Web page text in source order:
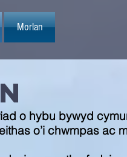
Morlan
o hybu bywyd
o’i chwmpas